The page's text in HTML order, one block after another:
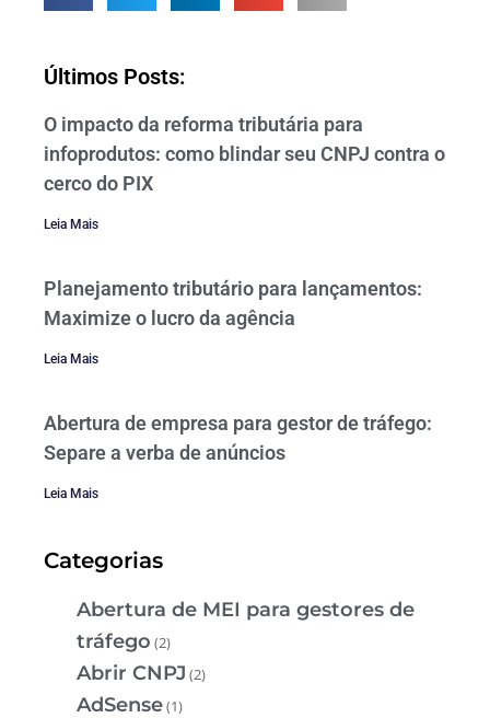
Últimos Posts:
O impacto da reforma tributária para
infoprodutos: como blindar seu CNPJ contra o
cerco do PIX
Leia Mais
Planejamento tributário para lançamentos:
Maximize o lucro da agência
Leia Mais
Abertura de empresa para gestor de tráfego:
Separe a verba de anúncios
Leia Mais
Categorias
Abertura de MEI para gestores de
tráfego (2)
Abrir CNPJ (2)
AdSense(1)